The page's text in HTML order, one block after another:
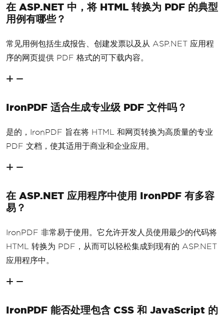
在 ASP.NET 中，将 HTML 转换为 PDF 的典型
用例有哪些？
常见用例包括生成报告、创建发票以及从 ASP.NET 应用程
序的网页提供 PDF 格式的可下载内容。
IronPDF 适合生成专业级 PDF 文件吗？
是的，IronPDF 旨在将 HTML 和网页转换为高质量的专业
PDF 文档，使其适用于商业和企业应用。
在 ASP.NET 应用程序中使用 IronPDF 有多容
易？
IronPDF 非常易于使用。它允许开发人员使用最少的代码将
HTML 转换为 PDF，从而可以轻松集成到现有的 ASP.NET
应用程序中。
IronPDF 能否处理包含 CSS 和 JavaScript 的